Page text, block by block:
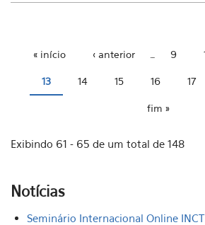
« início ‹ anterior 9
13 14 15 16 17
fim »
Exibindo 61 - 65 de um total de 148
Notícias
Seminário Internacional Online INCT